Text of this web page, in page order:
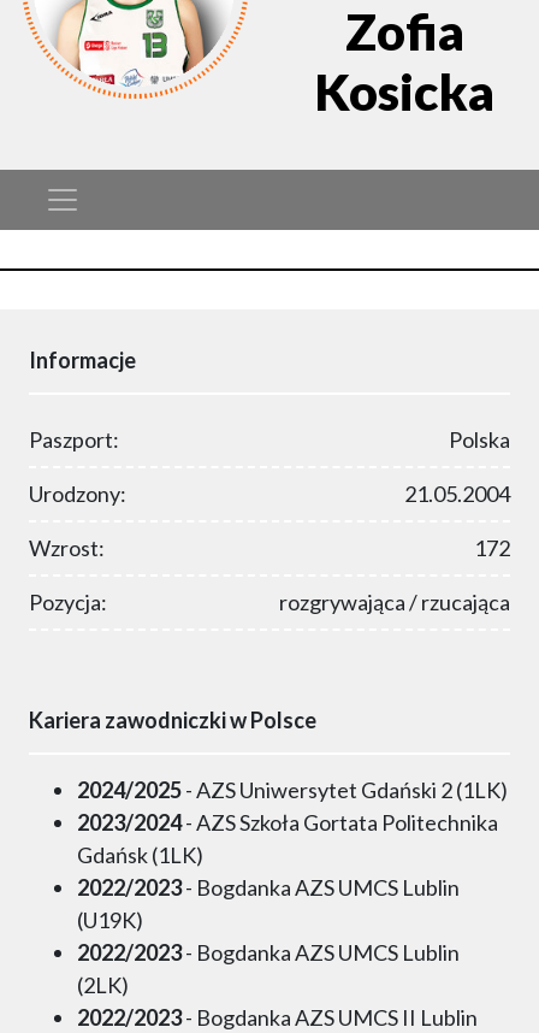
Zofia
Kosicka
Informacje
Paszport: Polska
Urodzony: 21.05.2004
Wzrost: 172
Pozycja: rozgrywająca / rzucająca
Kariera zawodniczki w Polsce
2024/2025- AZS Uniwersytet Gdański 2 (1LK)
2023/2024- AZS Szkoła Gortata Politechnika
Gdańsk (1LK)
2022/2023- Bogdanka AZS UMCS Lublin
(U19K)
2022/2023- Bogdanka AZS UMCS Lublin
(2LK)
2022/2023- Bogdanka AZS UMCS II Lublin